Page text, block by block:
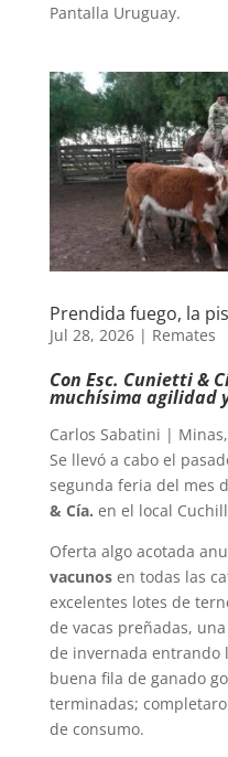
Pantalla Uruguay.
Prendida fuego, la
Jul 28, 2026| Remates
Con Esc. Cunietti &
muchísima agilidad
Carlos Sabatini |
Se llevó a cabo el
segunda feria del mes
& Cía. en el local
Oferta algo acotada
vacunosen todas las
excelentes lotes de
de vacas preñadas,
de invernada entrando
buena fila de ganado
terminadas;
de consumo.